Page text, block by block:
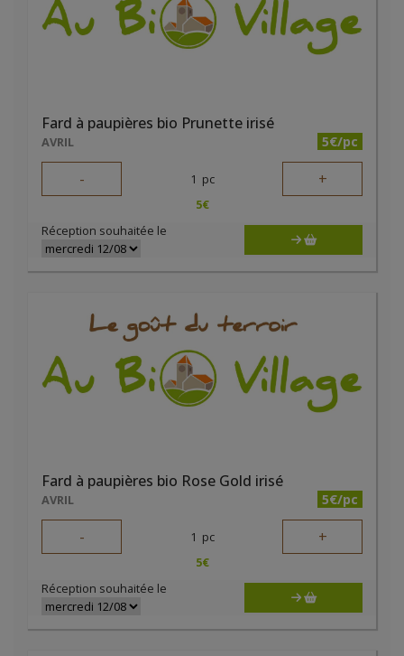
Fard à paupières bio Prunette irisé
AVRIL 5€/pc
- 1 pc +
5€
Réception souhaitée le
Fard à paupières bio Rose Gold irisé
AVRIL 5€/pc
- 1 pc +
5€
Réception souhaitée le